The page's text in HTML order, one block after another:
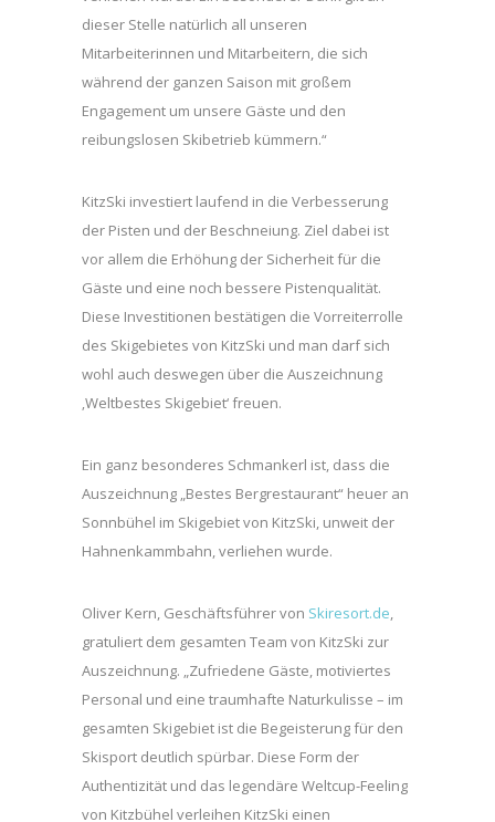
dieser Stelle natürlich all unseren
Mitarbeiterinnen und Mitarbeitern, die sich
während der ganzen Saison mit großem
Engagement um unsere Gäste und den
reibungslosen Skibetrieb kümmern.“
KitzSki investiert laufend in die Verbesserung
der Pisten und der Beschneiung. Ziel dabei ist
vor allem die Erhöhung der Sicherheit für die
Gäste und eine noch bessere Pistenqualität.
Diese Investitionen bestätigen die Vorreiterrolle
des Skigebietes von KitzSki und man darf sich
wohl auch deswegen über die Auszeichnung
‚Weltbestes Skigebiet‘ freuen.
Ein ganz besonderes Schmankerl ist, dass die
Auszeichnung „Bestes Bergrestaurant“ heuer an
Sonnbühel im Skigebiet von KitzSki, unweit der
Hahnenkammbahn, verliehen wurde.
Oliver Kern, Geschäftsführer von Skiresort.de,
gratuliert dem gesamten Team von KitzSki zur
Auszeichnung. „Zufriedene Gäste, motiviertes
Personal und eine traumhafte Naturkulisse – im
gesamten Skigebiet ist die Begeisterung für den
Skisport deutlich spürbar. Diese Form der
Authentizität und das legendäre Weltcup-Feeling
von Kitzbühel verleihen KitzSki einen